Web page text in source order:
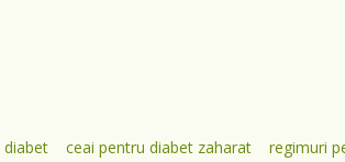
ceai pentru diabet zaharat regimuri